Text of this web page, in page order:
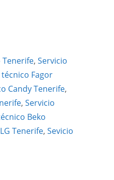
Tenerife, Servicio
Fagor
Candy Tenerife,
, Servicio
Beko
Tenerife, Sevicio